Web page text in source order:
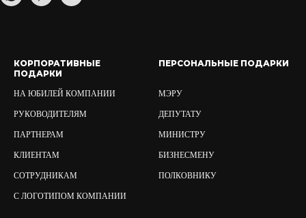
КОРПОРАТИВНЫЕ
ПОДАРКИ
НА ЮБИЛЕЙ КОМПАНИИ
РУКОВОДИТЕЛЯМ
ПАРТНЕРАМ
КЛИЕНТАМ
СОТРУДНИКАМ
С ЛОГОТИПОМ КОМПАНИИ
ПЕРСОНАЛЬНЫЕ ПОДАРКИ
МЭРУ
ДЕПУТАТУ
МИНИСТРУ
БИЗНЕСМЕНУ
ПОЛКОВНИКУ